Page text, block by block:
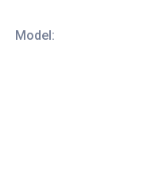
Model: